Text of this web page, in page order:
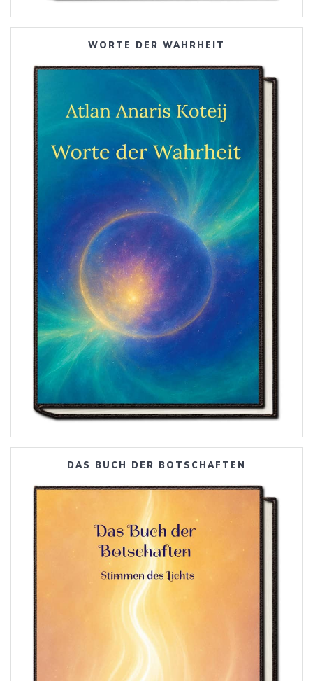
WORTE DER WAHRHEIT
DAS BUCH DER BOTSCHAFTEN